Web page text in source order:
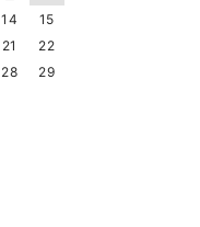
14
15
21
22
28
29